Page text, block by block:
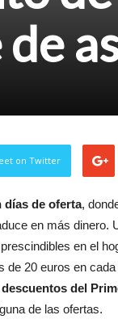
on Twitter
días de oferta,
en más dinero.
en el
de 20 euros en
descuentos del
de las ofertas.